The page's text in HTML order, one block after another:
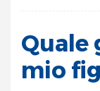
Quale
mio